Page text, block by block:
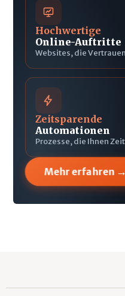
Hochwertige
Online-Auftritte
Websites, die
Zeitsparende
Automationen
Prozesse, die Ihnen
Mehr erfahren →